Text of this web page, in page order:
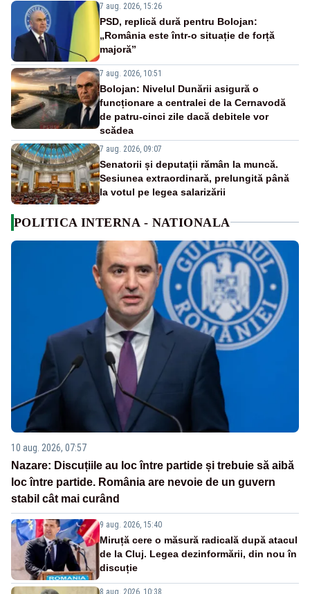
7 aug. 2026, 15:26
PSD, replică dură pentru Bolojan:
„România este într-o situație de forță
majoră”
7 aug. 2026, 10:51
Bolojan: Nivelul Dunării asigură o
funcționare a centralei de la Cernavodă
de patru-cinci zile dacă debitele vor
scădea
7 aug. 2026, 09:07
Senatorii și deputații rămân la muncă.
Sesiunea extraordinară, prelungită până
la votul pe legea salarizării
POLITICA INTERNA - NATIONALA
10 aug. 2026, 07:57
Nazare: Discuțiile au loc între partide și trebuie să aibă
loc între partide. România are nevoie de un guvern
stabil cât mai curând
9 aug. 2026, 15:40
Miruță cere o măsură radicală după atacul
de la Cluj. Legea dezinformării, din nou în
discuție
8 aug. 2026, 10:38